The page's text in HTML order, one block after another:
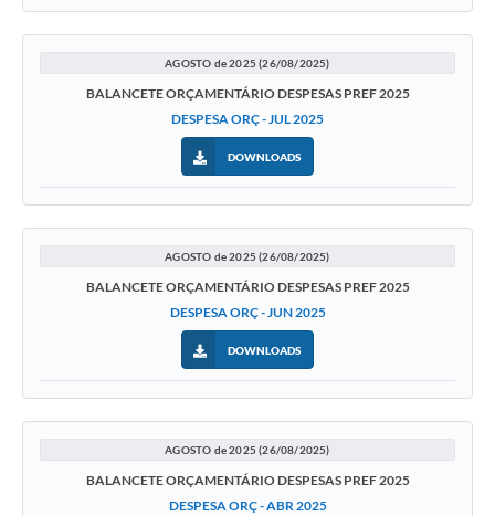
Meio Ambiente
Telefones Úteis
AGOSTO de 2025 (26/08/2025)
BALANCETE ORÇAMENTÁRIO DESPESAS PREF 2025
DESPESA ORÇ - JUL 2025
DOWNLOADS
AGOSTO de 2025 (26/08/2025)
BALANCETE ORÇAMENTÁRIO DESPESAS PREF 2025
DESPESA ORÇ - JUN 2025
DOWNLOADS
AGOSTO de 2025 (26/08/2025)
BALANCETE ORÇAMENTÁRIO DESPESAS PREF 2025
DESPESA ORÇ - ABR 2025